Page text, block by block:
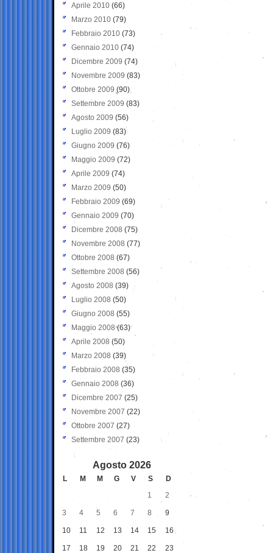
Aprile 2010 (66)
Marzo 2010 (79)
Febbraio 2010 (73)
Gennaio 2010 (74)
Dicembre 2009 (74)
Novembre 2009 (83)
Ottobre 2009 (90)
Settembre 2009 (83)
Agosto 2009 (56)
Luglio 2009 (83)
Giugno 2009 (76)
Maggio 2009 (72)
Aprile 2009 (74)
Marzo 2009 (50)
Febbraio 2009 (69)
Gennaio 2009 (70)
Dicembre 2008 (75)
Novembre 2008 (77)
Ottobre 2008 (67)
Settembre 2008 (56)
Agosto 2008 (39)
Luglio 2008 (50)
Giugno 2008 (55)
Maggio 2008(63)
Aprile 2008 (50)
Marzo 2008 (39)
Febbraio 2008 (35)
Gennaio 2008 (36)
Dicembre 2007 (25)
Novembre 2007 (22)
Ottobre 2007 (27)
Settembre 2007 (23)
Agosto 2026
L M M G V S
D
1
2
3 4 5 6 7 8 9
10 11 12 13 14 15 16
17 18 19 20 21 22 23